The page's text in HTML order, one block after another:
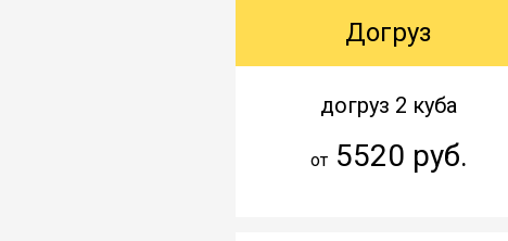
Догруз
догруз 2 куба
от5520 руб.